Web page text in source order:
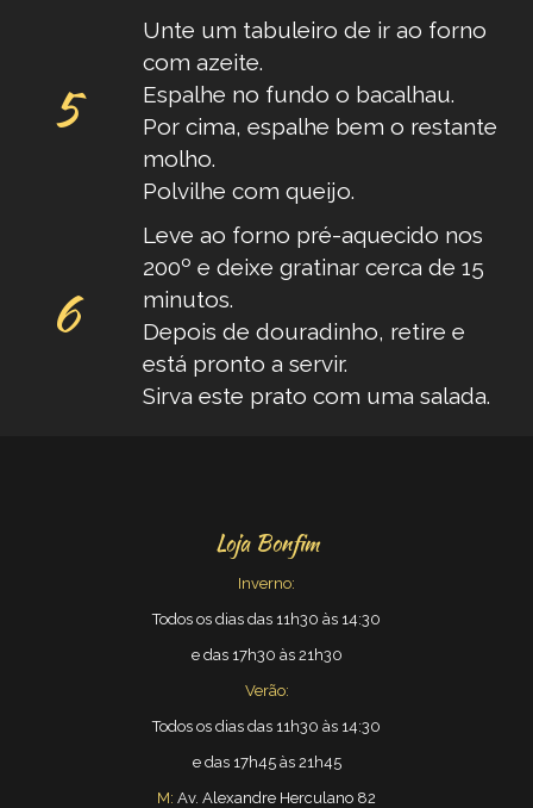
Unte um tabuleiro de ir ao forno
com azeite.
Espalhe no fundo o bacalhau.
Por cima, espalhe bem o restante
molho.
Polvilhe com queijo.
Leve ao forno pré-aquecido nos
200º e deixe gratinar cerca de 15
minutos.
Depois de douradinho, retire e
está pronto a servir.
Sirva este prato com uma salada.
Loja Bonfim
Inverno:
Todos os dias das 11h30 às 14:30
e das 17h30 às 21h30
Verão:
Todos os dias das 11h30 às 14:30
e das 17h45 às 21h45
M: Av. Alexandre Herculano 82